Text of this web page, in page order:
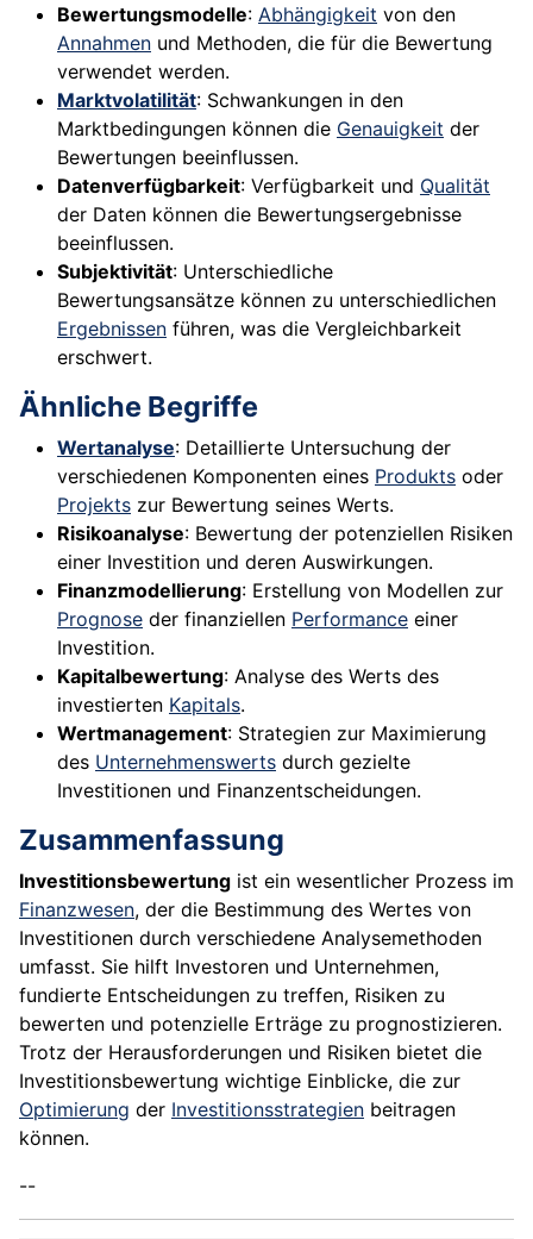
Bewertungsmodelle: Abhängigkeit von den
Annahmen und Methoden, die für die Bewertung
verwendet werden.
Marktvolatilität: Schwankungen in den
Marktbedingungen können die Genauigkeit der
Bewertungen beeinflussen.
Datenverfügbarkeit: Verfügbarkeit und Qualität
der Daten können die Bewertungsergebnisse
beeinflussen.
Subjektivität: Unterschiedliche
Bewertungsansätze können zu unterschiedlichen
Ergebnissen führen, was die Vergleichbarkeit
erschwert.
Ähnliche Begriffe
Wertanalyse: Detaillierte Untersuchung der
verschiedenen Komponenten eines Produkts oder
Projekts zur Bewertung seines Werts.
Risikoanalyse: Bewertung der potenziellen Risiken
einer Investition und deren Auswirkungen.
Finanzmodellierung: Erstellung von Modellen zur
Prognose der finanziellen Performance einer
Investition.
Kapitalbewertung: Analyse des Werts des
investierten Kapitals.
Wertmanagement: Strategien zur Maximierung
des Unternehmenswerts durch gezielte
Investitionen und Finanzentscheidungen.
Zusammenfassung
Investitionsbewertung ist ein wesentlicher Prozess im
Finanzwesen, der die Bestimmung des Wertes von
Investitionen durch verschiedene Analysemethoden
umfasst. Sie hilft Investoren und Unternehmen,
fundierte Entscheidungen zu treffen, Risiken zu
bewerten und potenzielle Erträge zu prognostizieren.
Trotz der Herausforderungen und Risiken bietet die
Investitionsbewertung wichtige Einblicke, die zur
Optimierung der Investitionsstrategien beitragen
können.
--